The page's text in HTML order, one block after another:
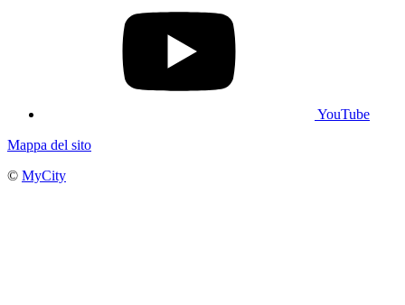
YouTube
Mappa del sito
© MyCity